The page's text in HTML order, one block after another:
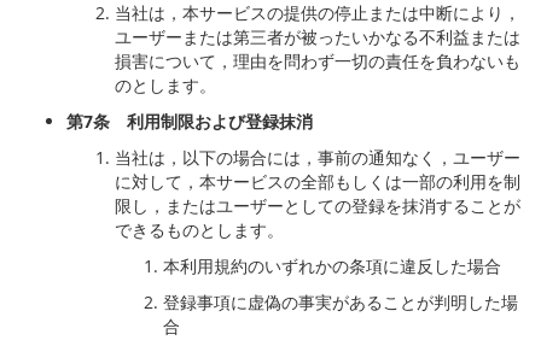
当社は，本サービスの提供の停止または中断により，
ユーザーまたは第三者が被ったいかなる不利益または
損害について，理由を問わず一切の責任を負わないも
のとします。
第7条 利用制限および登録抹消
当社は，以下の場合には，事前の通知なく，ユーザー
に対して，本サービスの全部もしくは一部の利用を制
限し，またはユーザーとしての登録を抹消することが
できるものとします。
本利用規約のいずれかの条項に違反した場合
登録事項に虚偽の事実があることが判明した場
合